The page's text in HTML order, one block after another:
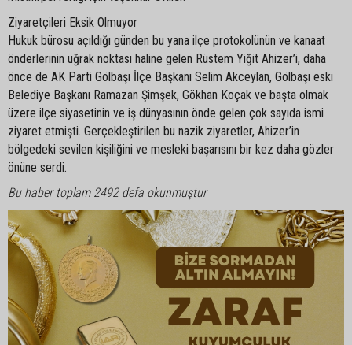
Ziyaretçileri Eksik Olmuyor
Hukuk bürosu açıldığı günden bu yana ilçe protokolünün ve kanaat
önderlerinin uğrak noktası haline gelen Rüstem Yiğit Ahizer’i, daha
önce de AK Parti Gölbaşı İlçe Başkanı Selim Akceylan, Gölbaşı eski
Belediye Başkanı Ramazan Şimşek, Gökhan Koçak ve başta olmak
üzere ilçe siyasetinin ve iş dünyasının önde gelen çok sayıda ismi
ziyaret etmişti. Gerçekleştirilen bu nazik ziyaretler, Ahizer’in
bölgedeki sevilen kişiliğini ve mesleki başarısını bir kez daha gözler
önüne serdi.
Bu haber toplam 2492 defa okunmuştur